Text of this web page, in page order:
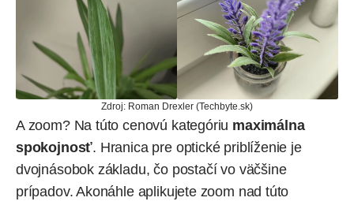
Zdroj: Roman Drexler (Techbyte.sk)
A zoom? Na túto cenovú kategóriu maximálna
spokojnosť. Hranica pre optické priblíženie je
dvojnásobok základu, čo postačí vo väčšine
prípadov. Akonáhle aplikujete zoom nad túto